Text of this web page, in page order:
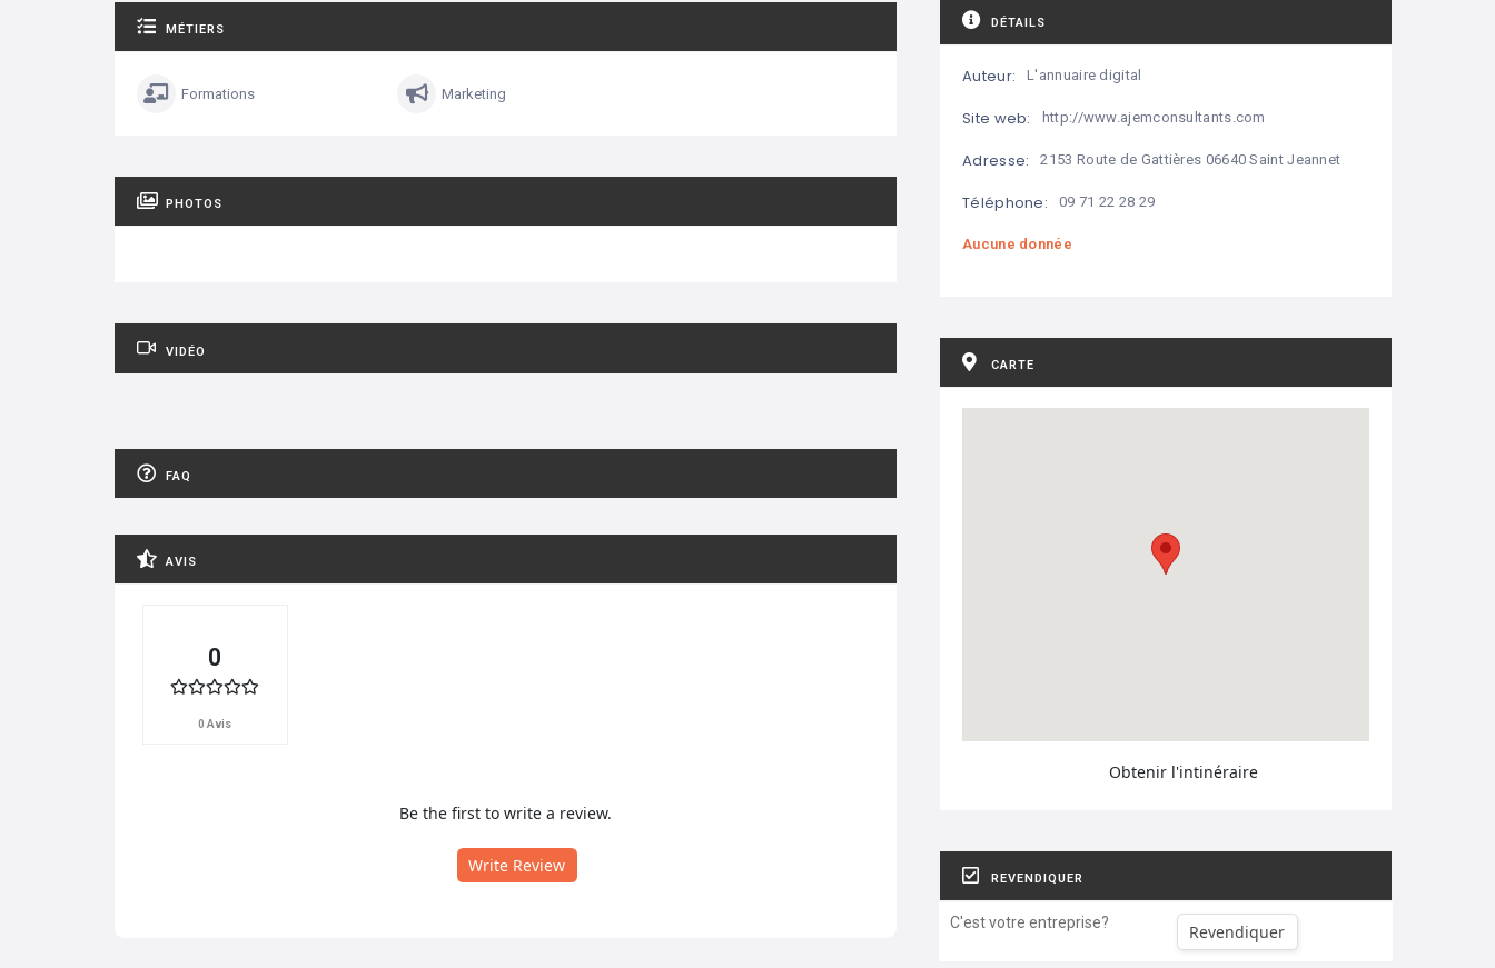
MÉTIERS
Formations Marketing
PHOTOS
VIDÉO
FAQ
AVIS
0
0 Avis
Be the first to write a review.
Write Review
DÉTAILS
Auteur: L'annuaire digital
Site web: http://www.ajemconsultants.com
Adresse: 2153 Route de Gattières 06640 Saint Jeannet
Téléphone: 09 71 22 28 29
Aucune donnée
CARTE
Obtenir l'intinéraire
REVENDIQUER
C'est votre entreprise? Revendiquer